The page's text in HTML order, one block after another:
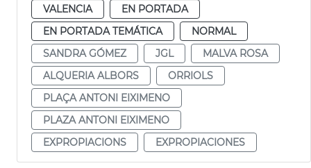
VALENCIA
EN PORTADA
EN PORTADA TEMÁTICA
NORMAL
SANDRA GÓMEZ
JGL
MALVA ROSA
ALQUERIA ALBORS
ORRIOLS
PLAÇA ANTONI EIXIMENO
PLAZA ANTONI EIXIMENO
EXPROPIACIONS
EXPROPIACIONES